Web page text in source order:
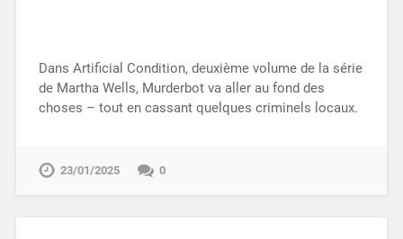
Dans Artificial Condition, deuxième volume de la série
de Martha Wells, Murderbot va aller au fond des
choses – tout en cassant quelques criminels locaux.
23/01/2025 0